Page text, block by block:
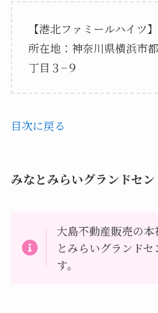
【港北ファミールハイツ】
所在地：神奈川県横浜市
丁目３−９
目次に戻る
みなとみらいグランドセ
大島不動産販売の
とみらいグランド
す。